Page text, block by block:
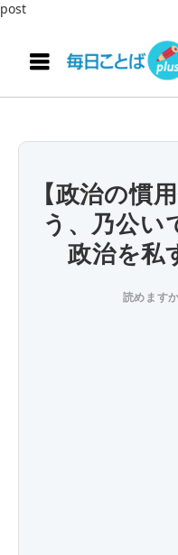
post
【政治の慣
う、乃公い
政治を私
読めます